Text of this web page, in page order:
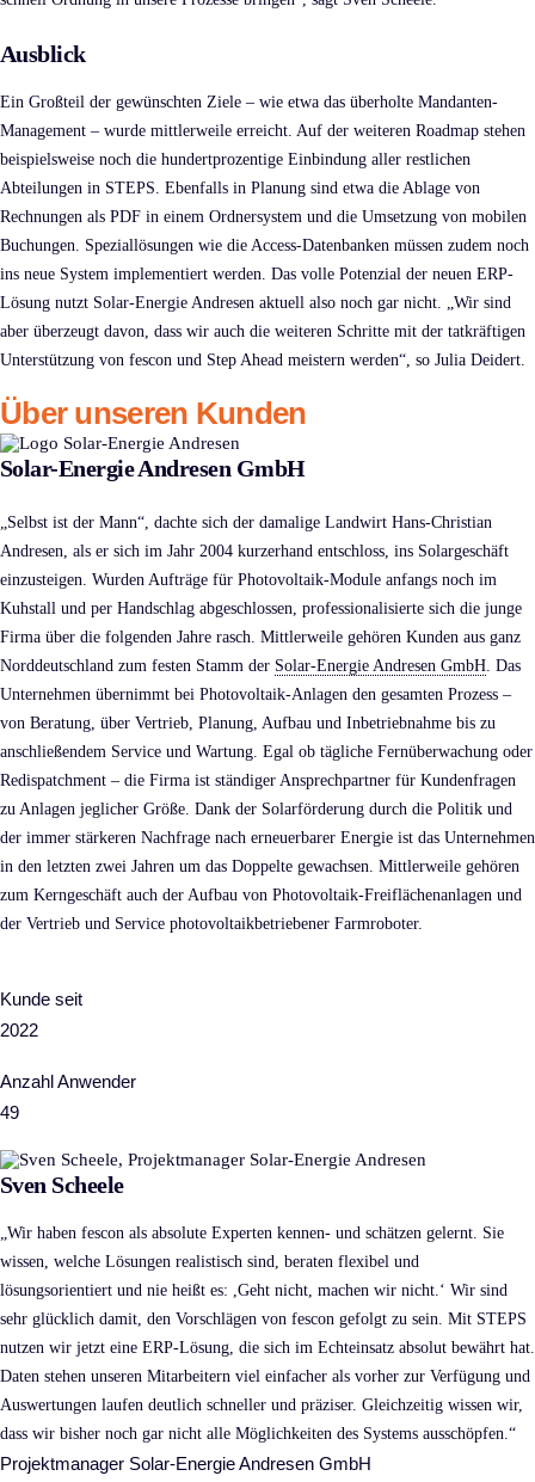
Ausblick
Ein Großteil der gewünschten Ziele – wie etwa das überholte Mandanten-
Management – wurde mittlerweile erreicht. Auf der weiteren Roadmap stehen
beispielsweise noch die hundertprozentige Einbindung aller restlichen
Abteilungen in STEPS. Ebenfalls in Planung sind etwa die Ablage von
Rechnungen als PDF in einem Ordnersystem und die Umsetzung von mobilen
Buchungen. Speziallösungen wie die Access-Datenbanken müssen zudem noch
ins neue System implementiert werden. Das volle Potenzial der neuen ERP-
Lösung nutzt Solar-Energie Andresen aktuell also noch gar nicht. „Wir sind
aber überzeugt davon, dass wir auch die weiteren Schritte mit der tatkräftigen
Unterstützung von fescon und Step Ahead meistern werden“, so Julia Deidert.
Über unseren Kunden
Solar-Energie Andresen GmbH
„Selbst ist der Mann“, dachte sich der damalige Landwirt Hans-Christian
Andresen, als er sich im Jahr 2004 kurzerhand entschloss, ins Solargeschäft
einzusteigen. Wurden Aufträge für Photovoltaik-Module anfangs noch im
Kuhstall und per Handschlag abgeschlossen, professionalisierte sich die junge
Firma über die folgenden Jahre rasch. Mittlerweile gehören Kunden aus ganz
Norddeutschland zum festen Stamm der Solar-Energie Andresen GmbH . Das
Unternehmen übernimmt bei Photovoltaik-Anlagen den gesamten Prozess –
von Beratung, über Vertrieb, Planung, Aufbau und Inbetriebnahme bis zu
anschließendem Service und Wartung. Egal ob tägliche Fernüberwachung oder
Redispatchment – die Firma ist ständiger Ansprechpartner für Kundenfragen
zu Anlagen jeglicher Größe. Dank der Solarförderung durch die Politik und
der immer stärkeren Nachfrage nach erneuerbarer Energie ist das Unternehmen
in den letzten zwei Jahren um das Doppelte gewachsen. Mittlerweile gehören
zum Kerngeschäft auch der Aufbau von Photovoltaik-Freiflächenanlagen und
der Vertrieb und Service photovoltaikbetriebener Farmroboter.
Kunde seit
2022
Anzahl Anwender
49
Sven Scheele
„Wir haben fescon als absolute Experten kennen- und schätzen gelernt. Sie
wissen, welche Lösungen realistisch sind, beraten flexibel und
lösungsorientiert und nie heißt es: ,Geht nicht, machen wir nicht.‘ Wir sind
sehr glücklich damit, den Vorschlägen von fescon gefolgt zu sein. Mit STEPS
nutzen wir jetzt eine ERP-Lösung, die sich im Echteinsatz absolut bewährt hat.
Daten stehen unseren Mitarbeitern viel einfacher als vorher zur Verfügung und
Auswertungen laufen deutlich schneller und präziser. Gleichzeitig wissen wir,
dass wir bisher noch gar nicht alle Möglichkeiten des Systems ausschöpfen.“
Projektmanager Solar-Energie Andresen GmbH